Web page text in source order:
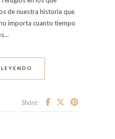
de nuestra historia que
importa cuanto tiempo
Share: